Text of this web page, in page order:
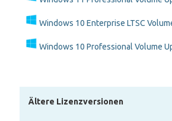
Windows 10 Enterprise LTSC
Windows 10 Professional Volume
Ältere Lizenzversionen